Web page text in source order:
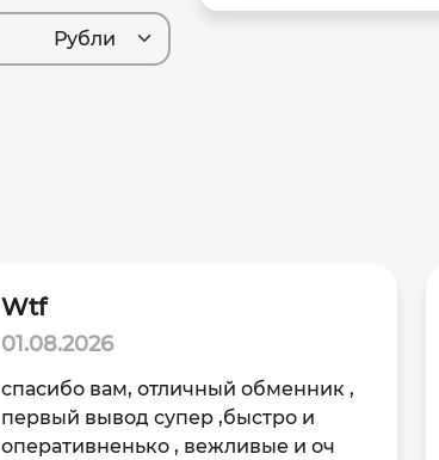
Рубли
Wtf
01.08.2026
спасибо вам, отличный обменник ,
первый вывод супер ,быстро и
оперативненько , вежливые и оч